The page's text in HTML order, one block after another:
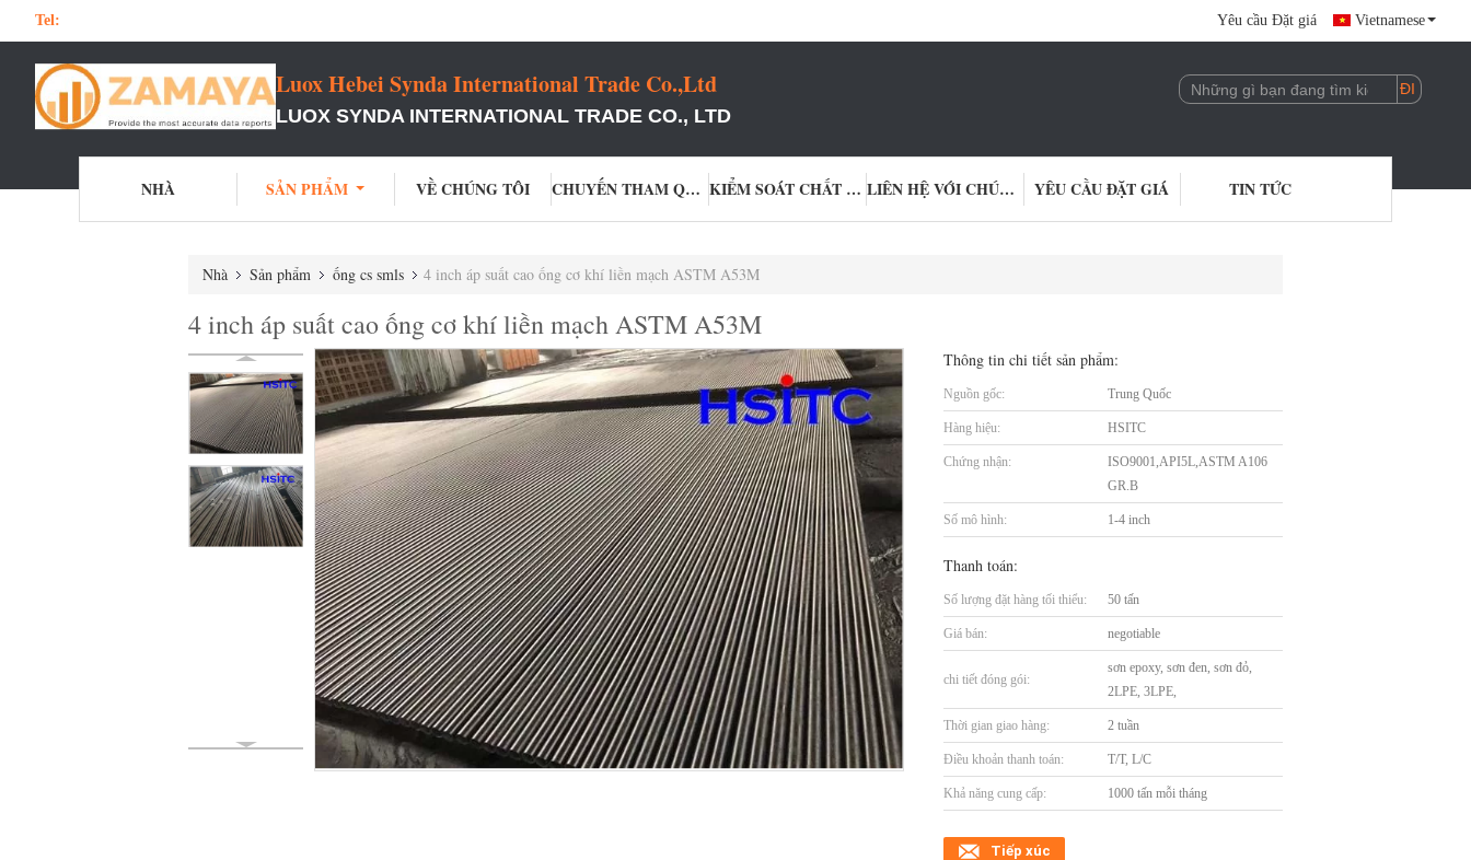
Tel: Yêu cầu Đặt giá Vietnamese
Luox Hebei Synda International Trade Co.,Ltd
LUOX SYNDA INTERNATIONAL TRADE CO., LTD
NHÀ SẢN PHẨM VỀ CHÚNG TÔI CHUYẾN THAM QUAN NHÀ MÁY KIỂM SOÁT CHẤT LƯỢNG LIÊN HỆ VỚI CHÚNG TÔI YÊU CẦU ĐẶT GIÁ TIN TỨC
Nhà Sản phẩm ống cs smls 4 inch áp suất cao ống cơ khí liền mạch ASTM A53M
4 inch áp suất cao ống cơ khí liền mạch ASTM A53M
Thông tin chi tiết sản phẩm:
Nguồn gốc: Trung Quốc
Hàng hiệu: HSITC
Chứng nhận:
ISO9001,API5L,ASTM A106
GR.B
Số mô hình: 1-4 inch
Thanh toán:
Số lượng đặt hàng tối thiểu: 50 tấn
Giá bán: negotiable
chi tiết đóng gói:
sơn epoxy, sơn đen, sơn đỏ,
2LPE, 3LPE,
Thời gian giao hàng: 2 tuần
Điều khoản thanh toán: T/T, L/C
Khả năng cung cấp: 1000 tấn mỗi tháng
Tiếp xúc